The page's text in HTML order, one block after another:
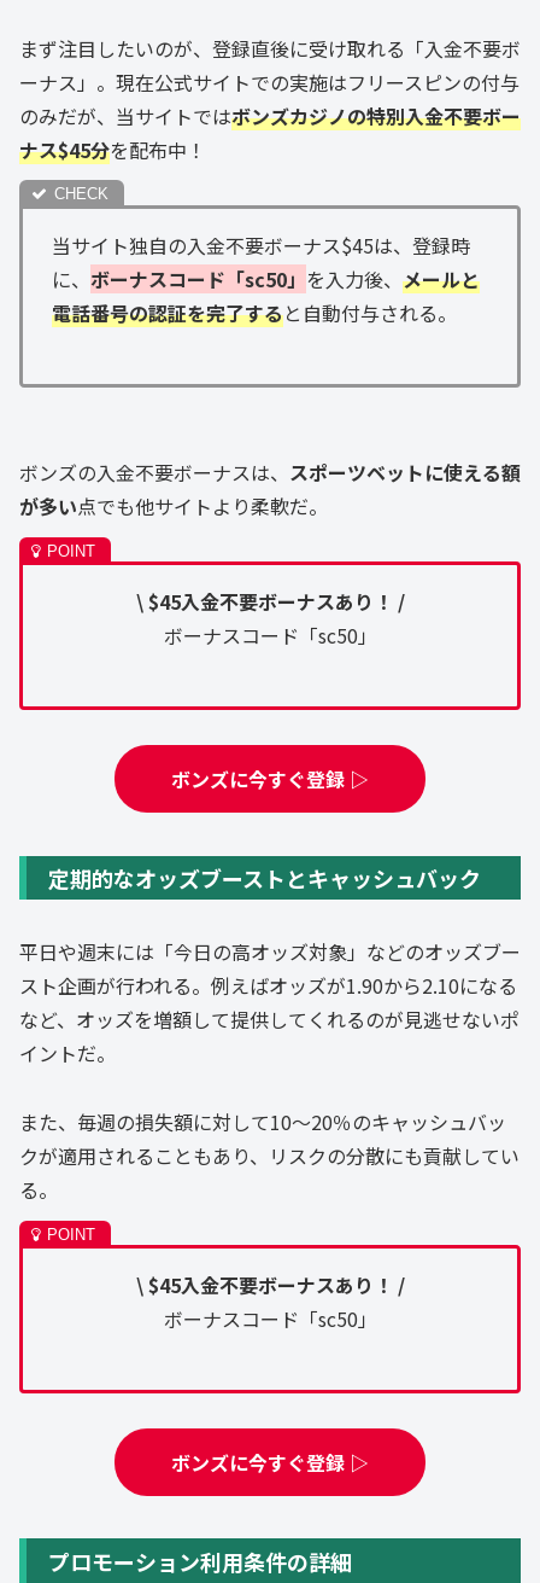
まず注目したいのが、登録直後に受け取れる「入金不要ボ
ーナス」。現在公式サイトでの実施はフリースピンの付与
のみだが、当サイトではボンズカジノの特別入金不要ボー
ナス$45分を配布中！
当サイト独自の入金不要ボーナス$45は、登録時
に、 ボーナスコード「sc50」 を入力後、 メールと
電話番号の認証を完了すると自動付与される。
ボンズの入金不要ボーナスは、 スポーツベットに使える額
が多い点でも他サイトより柔軟だ。
\ $45入金不要ボーナスあり！ /
ボーナスコード「sc50」
ボンズに今すぐ登録 ▷
定期的なオッズブーストとキャッシュバック
平日や週末には「今日の高オッズ対象」などのオッズブー
スト企画が行われる。例えばオッズが1.90から2.10になる
など、オッズを増額して提供してくれるのが見逃せないポ
イントだ。
また、毎週の損失額に対して10〜20％のキャッシュバッ
クが適用されることもあり、リスクの分散にも貢献してい
る。
\ $45入金不要ボーナスあり！ /
ボーナスコード「sc50」
ボンズに今すぐ登録 ▷
プロモーション利用条件の詳細